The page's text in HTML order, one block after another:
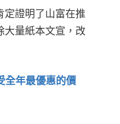
定證明了山富在推
大量紙本文宣，改
全年最優惠的價